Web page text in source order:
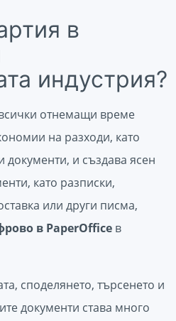
в
индустрия?
отнемащи време
на разходи, като
документи, и създава ясен
като разписки,
или други писма,
в PaperOffice в
споделянето, търсенето и
документи става много